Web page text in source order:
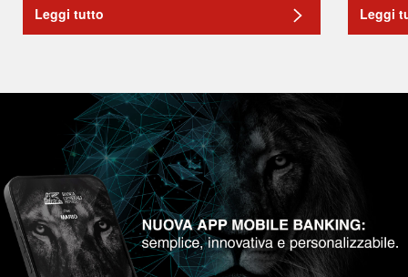
Leggi tutto Leggi